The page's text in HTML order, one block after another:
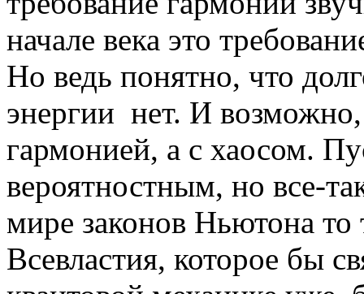
начале века это
Но ведь понятно, что
энергии нет. И
гармонией, а с хаосом.
вероятностным, но все-
мире законов Ньютона
Всевластия, которое бы